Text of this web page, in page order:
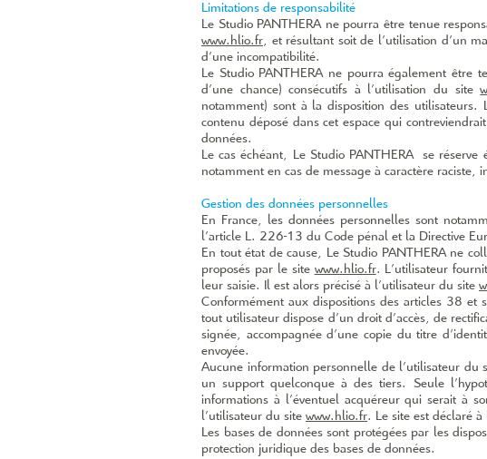
Limitations de responsabilité
Le Studio PANTHERA ne pourra être tenue
www.hlio.fr, et résultant soit de l’utilisation d’un
d’une incompatibilité.
Le Studio PANTHERA ne pourra également être
d’une chance) consécutifs à l’utilisation du site
notamment) sont à la disposition des
contenu déposé dans cet espace qui
données.
Le cas échéant, Le Studio PANTHERA se
notamment en cas de message à caractère
Gestion des données personnelles
En France, les données personnelles sont
l’article L. 226­-13 du Code pénal et la Directive
En tout état de cause, Le Studio PANTHERA ne
proposés par le site www.hlio.fr. L’utilisateur
leur saisie. Il est alors précisé à l’utilisateur du site
Conformément aux dispositions des articles 38
tout utilisateur dispose d’un droit d’accès, de
signée, accompagnée d’une copie du titre
envoyée.
Aucune information personnelle de l’utilisateur du
un support quelconque à des tiers. Seule
informations à l’éventuel acquéreur qui serait à
l’utilisateur du site www.hlio.fr. Le site est déclaré
Les bases de données sont protégées par les
protection juridique des bases de données.